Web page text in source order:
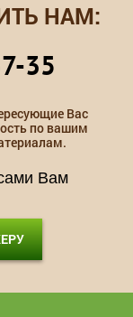
НАМ:
35
Вас
по вашим
Вам